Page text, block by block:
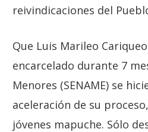
reivindicaciones del
Que Luis Marileo
encarcelado durante 7
Menores (SENAME) se
aceleración de su
jóvenes mapuche. Sólo